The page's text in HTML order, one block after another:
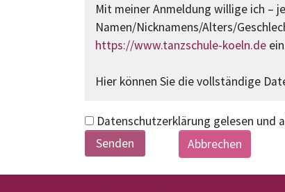
Mit meiner Anmeldung willige ich –
Namen/Nicknamens/Alters/
https://www.tanzschule-koeln.de
Hier können Sie die vollständige
Datenschutzerklärung gelesen und
Abbrechen